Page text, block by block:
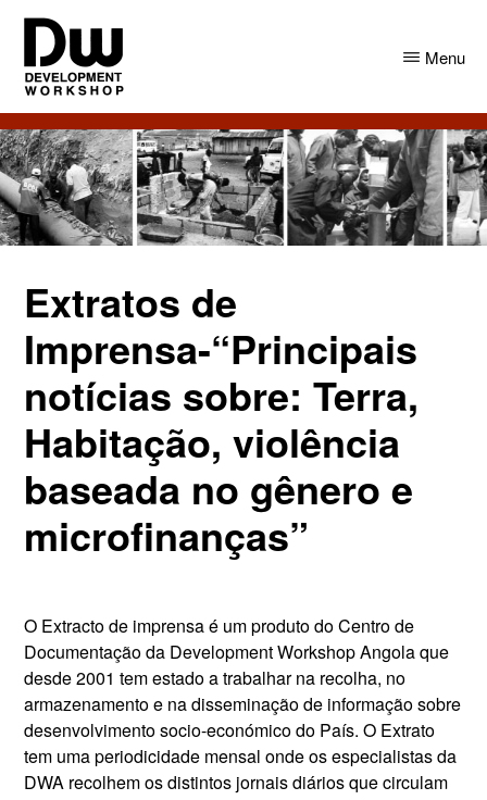
Skip
main
content
Skip
primary
sidebar
DW
Angola
Development
Workshop
Angola
Menu
Extratos de
Imprensa-“Principais
notícias sobre: Terra,
Habitação, violência
baseada no gênero e
microfinanças”
O Extracto de imprensa é um produto do Centro de
Documentação da Development Workshop Angola que
desde 2001 tem estado a trabalhar na recolha, no
armazenamento e na disseminação de informação sobre
desenvolvimento socio-económico do País. O Extrato
tem uma periodicidade mensal onde os especialistas da
DWA recolhem os distintos jornais diários que circulam